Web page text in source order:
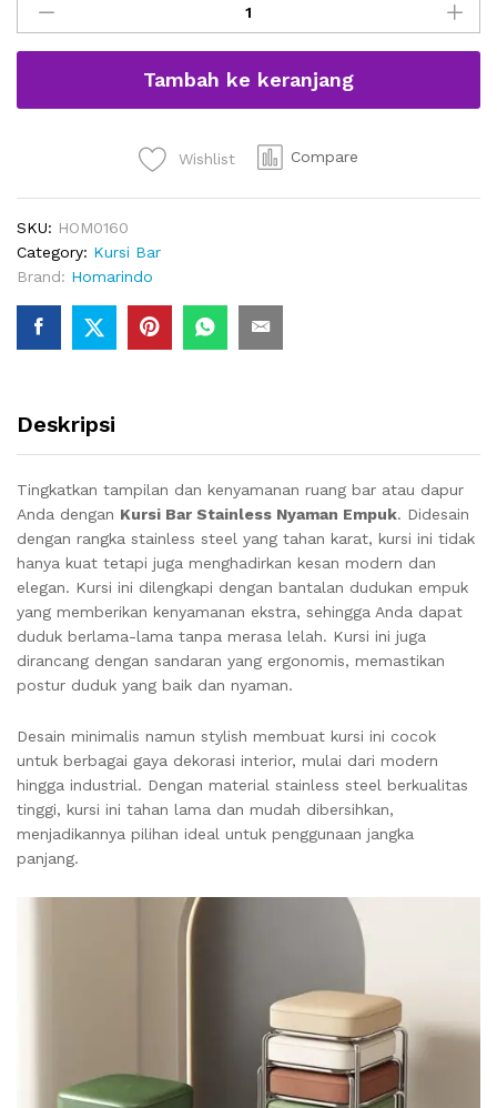
Bar
Stainless
Nyaman
quantity
Tambah ke keranjang
Wishlist Compare
SKU: HOM0160
Category: Kursi Bar
Brand: Homarindo
Deskripsi
Tingkatkan tampilan dan kenyamanan ruang bar atau dapur
Anda dengan Kursi Bar Stainless Nyaman Empuk. Didesain
dengan rangka stainless steel yang tahan karat, kursi ini tidak
hanya kuat tetapi juga menghadirkan kesan modern dan
elegan. Kursi ini dilengkapi dengan bantalan dudukan empuk
yang memberikan kenyamanan ekstra, sehingga Anda dapat
duduk berlama-lama tanpa merasa lelah. Kursi ini juga
dirancang dengan sandaran yang ergonomis, memastikan
postur duduk yang baik dan nyaman.
Desain minimalis namun stylish membuat kursi ini cocok
untuk berbagai gaya dekorasi interior, mulai dari modern
hingga industrial. Dengan material stainless steel berkualitas
tinggi, kursi ini tahan lama dan mudah dibersihkan,
menjadikannya pilihan ideal untuk penggunaan jangka
panjang.